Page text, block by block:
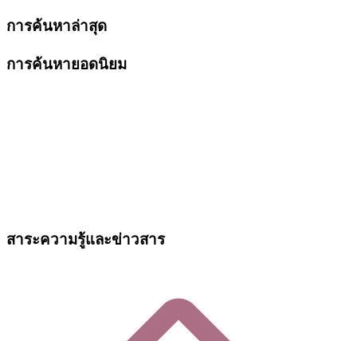
การค้นหาล่าสุด
การค้นหายอดนิยม
สาระความรู้และข่าวสาร